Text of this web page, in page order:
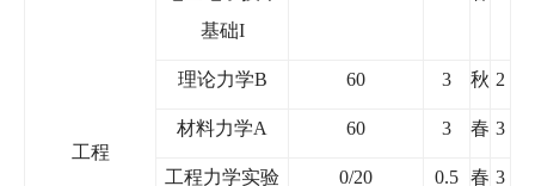
工程
基础I
理论力学B 60 3 秋 2
材料力学A 60 3 春 3
工程力学实验 0/20 0.5 春 3